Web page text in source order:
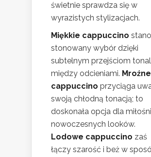
świetnie sprawdza się w
wyrazistych stylizacjach.
Miękkie cappuccino
stonowany wybór dzięki
subtelnym przejściom
między odcieniami. Mroźne
cappuccino przyciąga
swoją chłodną tonacją; to
doskonała opcja dla
nowoczesnych looków.
Lodowe cappuccino zaś
łączy szarość i beż w